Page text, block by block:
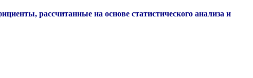
рассчитанные на основе статистического анализа и